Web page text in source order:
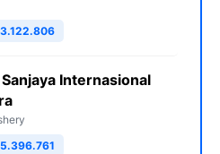
Internasional